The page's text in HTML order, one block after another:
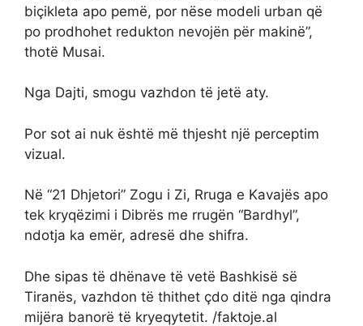
biçikleta apo pemë, por nëse modeli urban që
po prodhohet redukton nevojën për makinë”,
thotë Musai.
Nga Dajti, smogu vazhdon të jetë aty.
Por sot ai nuk është më thjesht një perceptim
vizual.
Në “21 Dhjetori” Zogu i Zi, Rruga e Kavajës apo
tek kryqëzimi i Dibrës me rrugën “Bardhyl”,
ndotja ka emër, adresë dhe shifra.
Dhe sipas të dhënave të vetë Bashkisë së
Tiranës, vazhdon të thithet çdo ditë nga qindra
mijëra banorë të kryeqytetit. /faktoje.al